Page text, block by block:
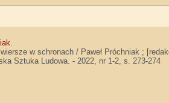
.
w schronach / Paweł Próchniak ;
Sztuka Ludowa. - 2022, nr 1-2, s. 273-274